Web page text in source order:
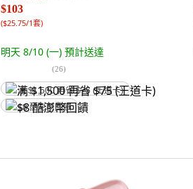
$103
($25.75/1套)
明天 8/10 (一) 預計送達
(26)
满 $1,500 再省 $75 (王道卡)
$8 酷澎幣回饋